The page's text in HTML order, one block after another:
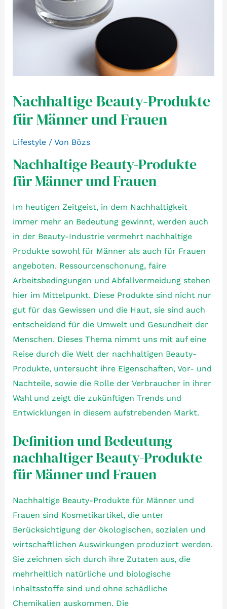
Nachhaltige Beauty-Produkte
für Männer und Frauen
Lifestyle/ Von Bözs
Nachhaltige Beauty-Produkte
für Männer und Frauen
Im heutigen Zeitgeist, in dem Nachhaltigkeit
immer mehr an Bedeutung gewinnt, werden auch
in der Beauty-Industrie vermehrt nachhaltige
Produkte sowohl für Männer als auch für Frauen
angeboten. Ressourcenschonung, faire
Arbeitsbedingungen und Abfallvermeidung stehen
hier im Mittelpunkt. Diese Produkte sind nicht nur
gut für das Gewissen und die Haut, sie sind auch
entscheidend für die Umwelt und Gesundheit der
Menschen. Dieses Thema nimmt uns mit auf eine
Reise durch die Welt der nachhaltigen Beauty-
Produkte, untersucht ihre Eigenschaften, Vor- und
Nachteile, sowie die Rolle der Verbraucher in ihrer
Wahl und zeigt die zukünftigen Trends und
Entwicklungen in diesem aufstrebenden Markt.
Definition und Bedeutung
nachhaltiger Beauty-Produkte
für Männer und Frauen
Nachhaltige Beauty-Produkte für Männer und
Frauen sind Kosmetikartikel, die unter
Berücksichtigung der ökologischen, sozialen und
wirtschaftlichen Auswirkungen produziert werden.
Sie zeichnen sich durch ihre Zutaten aus, die
mehrheitlich natürliche und biologische
Inhaltsstoffe sind und ohne schädliche
Chemikalien auskommen. Die